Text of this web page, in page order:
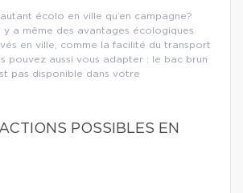
écolo en ville qu’en campagne?
y a même des avantages écologiques
en ville, comme la facilité du transport
pouvez aussi vous adapter : le bac brun
pas disponible dans votre
POSSIBLES EN